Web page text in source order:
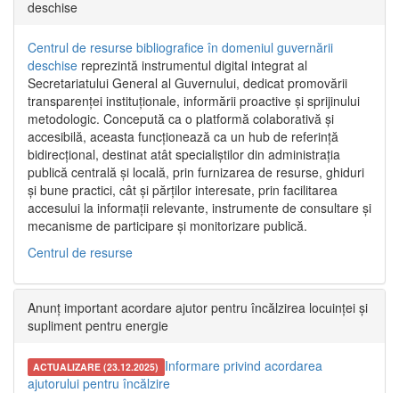
deschise
Centrul de resurse bibliografice în domeniul guvernării
deschise reprezintă instrumentul digital integrat al
Secretariatului General al Guvernului, dedicat promovării
transparenței instituționale, informării proactive și sprijinului
metodologic. Concepută ca o platformă colaborativă și
accesibilă, aceasta funcționează ca un hub de referință
bidirecțional, destinat atât specialiștilor din administrația
publică centrală și locală, prin furnizarea de resurse, ghiduri
și bune practici, cât și părților interesate, prin facilitarea
accesului la informații relevante, instrumente de consultare și
mecanisme de participare și monitorizare publică.
Centrul de resurse
Anunț important acordare ajutor pentru încălzirea locuinței și
supliment pentru energie
ACTUALIZARE (23.12.2025) Informare privind acordarea
ajutorului pentru încălzire